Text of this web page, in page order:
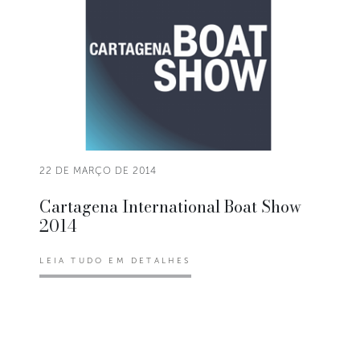
22 DE MARÇO DE 2014
Cartagena International Boat Show
2014
LEIA TUDO EM DETALHES